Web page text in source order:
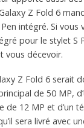
Z Fold 6
intégré. Si vous
pour le stylet S
vous décevoir.
Z Fold 6 serait
de 50 MP,
de 12 MP et d’un
sera livré avec